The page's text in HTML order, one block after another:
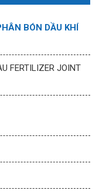
BÓN DẦU KHÍ
FERTILIZER JOINT